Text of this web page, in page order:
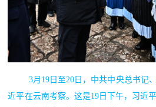
3月19日至20日，中共中央总书记
近平在云南考察。这是19日下午，习近